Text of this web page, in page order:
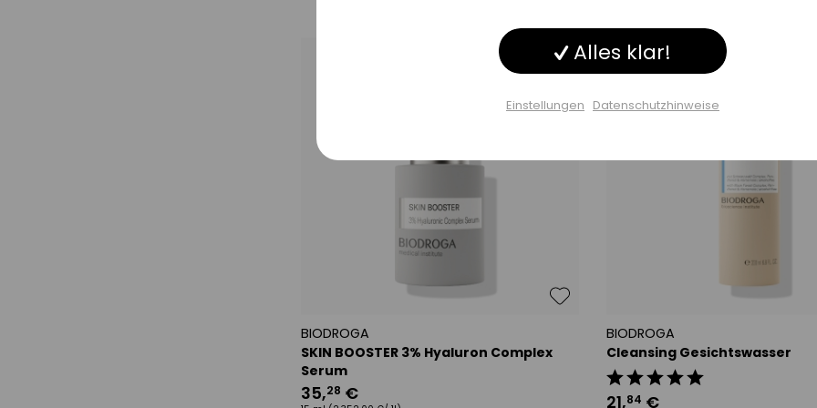
BIODROGA
SKIN BOOSTER 3% Hyaluron Complex
Serum
35,28 €
BIODROGA
Cleansing Gesichtswasser
21,84 €
Alles klar!
Einstellungen Datenschutzhinweise